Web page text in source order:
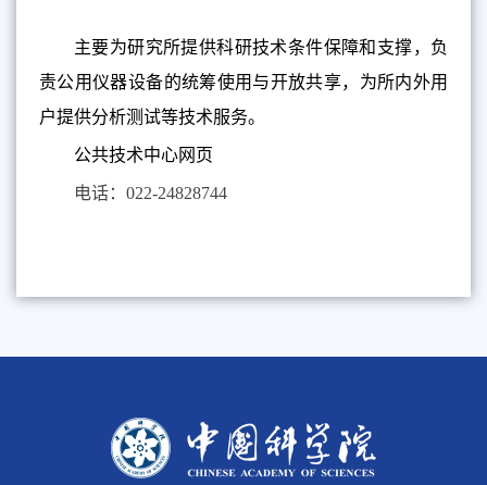
主要为研究所提供科研技术条件保障和支撑，负
责公用仪器设备的统筹使用与开放共享，为所内外用
户提供分析测试等技术服务。
公共技术中心网页
电话：022-24828744